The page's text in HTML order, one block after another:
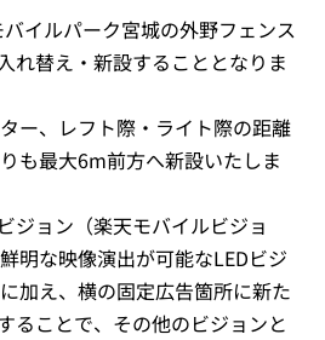
イルパーク宮城の外野フェンス
れ替え・新設することとなりま
ー、レフト際・ライト際の距離
も最大6m前方へ新設いたしま
ジョン（楽天モバイルビジョ
明な映像演出が可能なLEDビジ
加え、横の固定広告箇所に新た
ることで、その他のビジョンと